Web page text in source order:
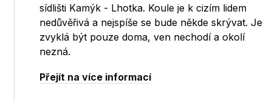
sídlišti Kamýk - Lhotka. Koule je k cizím lidem
nedůvěřivá a nejspíše se bude někde skrývat. Je
zvyklá být pouze doma, ven nechodí a okolí
nezná.
Přejít na více informací